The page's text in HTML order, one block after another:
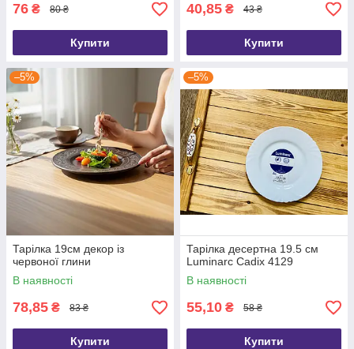
76 ₴ 80 ₴
Купити
40,85 ₴ 43 ₴
Купити
–5%
Тарілка 19см декор із
червоної глини
В наявності
78,85 ₴ 83 ₴
Купити
–5%
Тарілка десертна 19.5 см
Luminarc Cadix 4129
В наявності
55,10 ₴ 58 ₴
Купити